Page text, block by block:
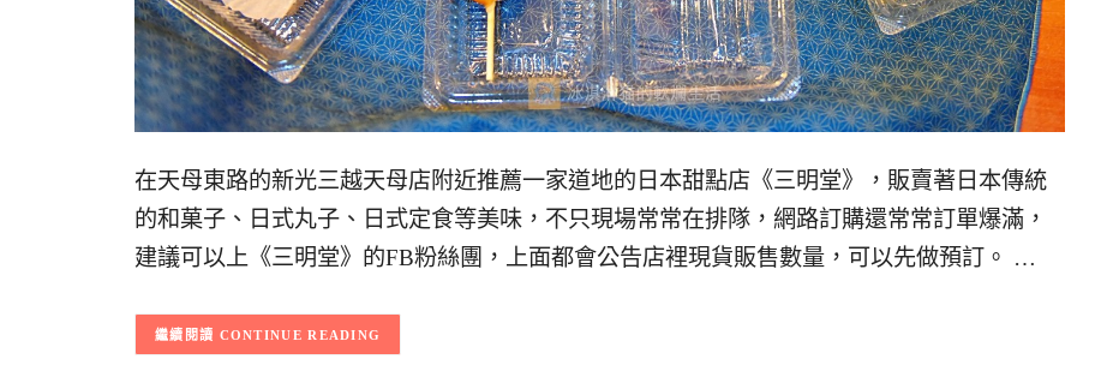
在天母東路的新光三越天母店附近推薦一家道地的日本甜點店《三明堂》，販賣著日本傳統
的和菓子、日式丸子、日式定食等美味，不只現場常常在排隊，網路訂購還常常訂單爆滿，
建議可以上《三明堂》的FB粉絲團，上面都會公告店裡現貨販售數量，可以先做預訂。 …
CONTINUE READING